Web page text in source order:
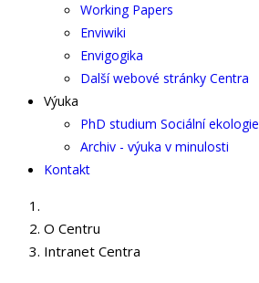
Working Papers
Enviwiki
Envigogika
Další webové stránky Centra
Výuka
PhD studium Sociální ekologie
Archiv - výuka v minulosti
Kontakt
O Centru
Intranet Centra